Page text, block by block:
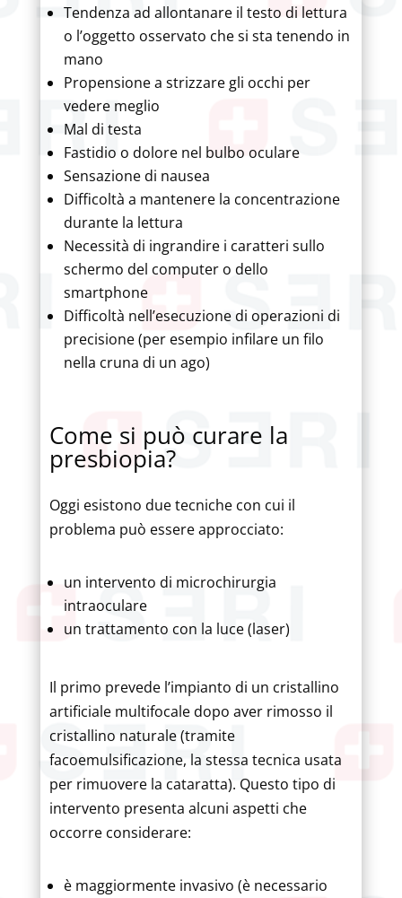
Tendenza ad allontanare il testo di lettura
o l’oggetto osservato che si sta tenendo in
mano
Propensione a strizzare gli occhi per
vedere meglio
Mal di testa
Fastidio o dolore nel bulbo oculare
Sensazione di nausea
Difficoltà a mantenere la concentrazione
durante la lettura
Necessità di ingrandire i caratteri sullo
schermo del computer o dello
smartphone
Difficoltà nell’esecuzione di operazioni di
precisione (per esempio infilare un filo
nella cruna di un ago)
Come si può curare la
presbiopia?
Oggi esistono due tecniche con cui il
problema può essere approcciato:
un intervento di microchirurgia
intraoculare
un trattamento con la luce (laser)
Il primo prevede l’impianto di un cristallino
artificiale multifocale dopo aver rimosso il
cristallino naturale (tramite
facoemulsificazione, la stessa tecnica usata
per rimuovere la cataratta). Questo tipo di
intervento presenta alcuni aspetti che
occorre considerare:
è maggiormente invasivo (è necessario